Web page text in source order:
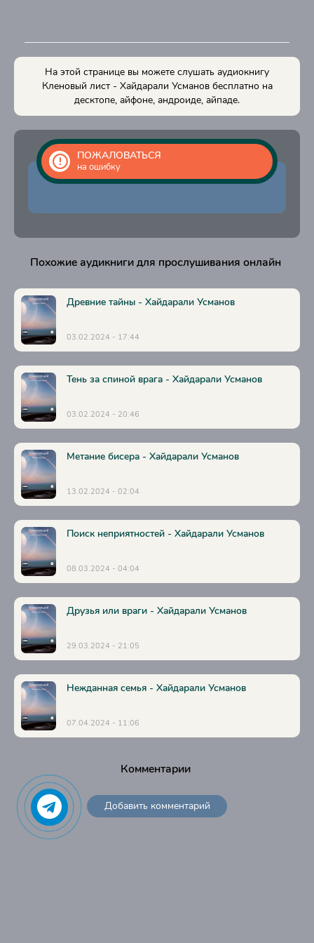
На этой странице вы можете слушать аудиокнигу
Кленовый лист - Хайдарали Усманов бесплатно на
десктопе, айфоне, андроиде, айпаде.
ПОЖАЛОВАТЬСЯ
на ошибку
Похожие аудикниги для прослушивания онлайн
Древние тайны - Хайдарали Усманов
03.02.2024 - 17:44
Тень за спиной врага - Хайдарали Усманов
03.02.2024 - 20:46
Метание бисера - Хайдарали Усманов
13.02.2024 - 02:04
Поиск неприятностей - Хайдарали Усманов
08.03.2024 - 04:04
Друзья или враги - Хайдарали Усманов
29.03.2024 - 21:05
Нежданная семья - Хайдарали Усманов
07.04.2024 - 11:06
Комментарии
Добавить комментарий